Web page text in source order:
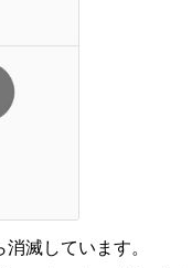
滅しています。